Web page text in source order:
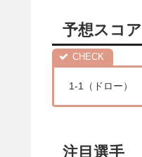
予想スコア
1-1（ドロー）
注目選手